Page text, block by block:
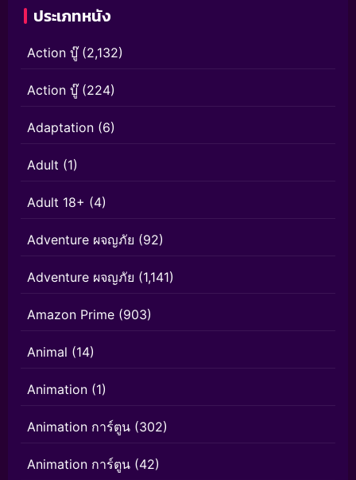
ประเภทหนัง
Action บู๊(2,132)
Action บู๊(224)
Adaptation (6)
Adult (1)
Adult 18+ (4)
Adventure ผจญภัย (92)
Adventure ผจญภัย (1,141)
Amazon Prime (903)
Animal (14)
Animation (1)
Animation การ์ตูน (302)
Animation การ์ตูน (42)